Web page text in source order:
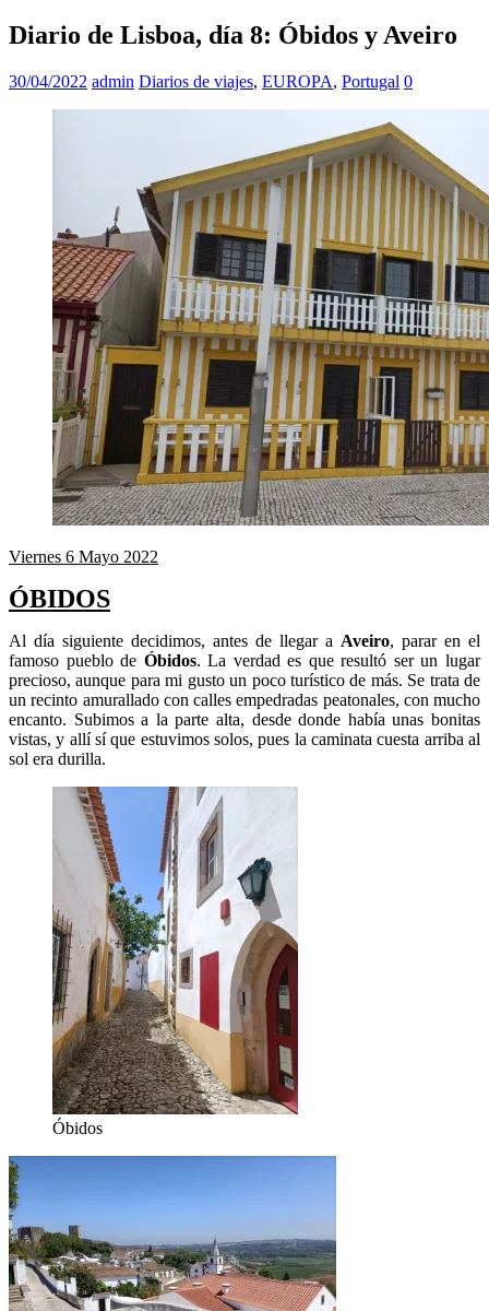
Diario de Lisboa, día 8: Óbidos y Aveiro
30/04/2022 admin Diarios de viajes, EUROPA, Portugal 0
Viernes 6 Mayo 2022
ÓBIDOS
Al día siguiente decidimos, antes de llegar a Aveiro, parar en el
famoso pueblo de Óbidos. La verdad es que resultó ser un lugar
precioso, aunque para mi gusto un poco turístico de más. Se trata de
un recinto amurallado con calles empedradas peatonales, con mucho
encanto. Subimos a la parte alta, desde donde había unas bonitas
vistas, y allí sí que estuvimos solos, pues la caminata cuesta arriba al
sol era durilla.
Óbidos